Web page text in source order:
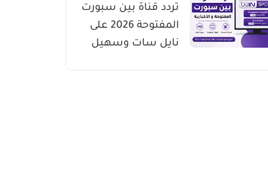
تردد قناة بين سبورت
المفتوحة 2026 على
نايل سات وسهيل